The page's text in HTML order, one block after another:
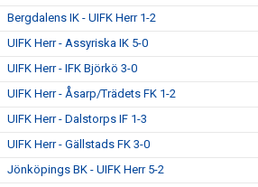
Bergdalens IK - UIFK Herr 1-2
UIFK Herr - Assyriska IK 5-0
UIFK Herr - IFK Björkö 3-0
UIFK Herr - Åsarp/Trädets FK 1-2
UIFK Herr - Dalstorps IF 1-3
UIFK Herr - Gällstads FK 3-0
Jönköpings BK - UIFK Herr 5-2